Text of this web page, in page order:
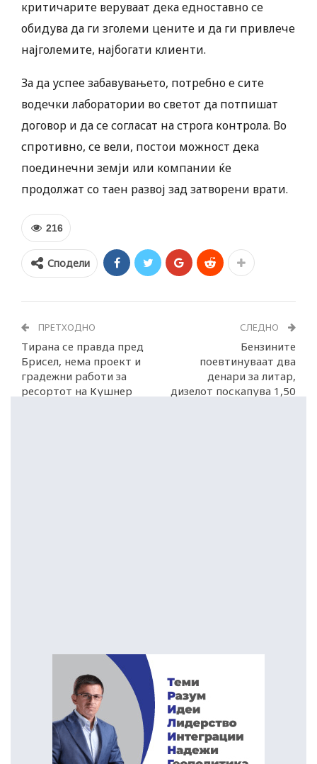
критичарите веруваат дека едноставно се
обидува да ги зголеми цените и да ги привлече
најголемите, најбогати клиенти.
За да успее забавувањето, потребно е сите
водечки лаборатории во светот да потпишат
договор и да се согласат на строга контрола. Во
спротивно, се вели, постои можност дека
поединечни земји или компании ќе
продолжат со таен развој зад затворени врати.
216
Сподели
ПРЕТХОДНО
Тирана се правда пред
Брисел, нема проект и
градежни работи за
ресортот на Кушнер
СЛЕДНО
Бензините
поевтинуваат два
денари за литар,
дизелот поскапува 1,50